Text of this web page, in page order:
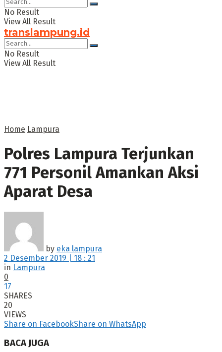
No Result
View All Result
translampung.id
No Result
View All Result
Home Lampura
Polres Lampura Terjunkan
771 Personil Amankan Aksi
Aparat Desa
by eka lampura
2 Desember 2019 | 18 : 21
in Lampura
0
17
SHARES
20
VIEWS
Share on FacebookShare on WhatsApp
BACA JUGA